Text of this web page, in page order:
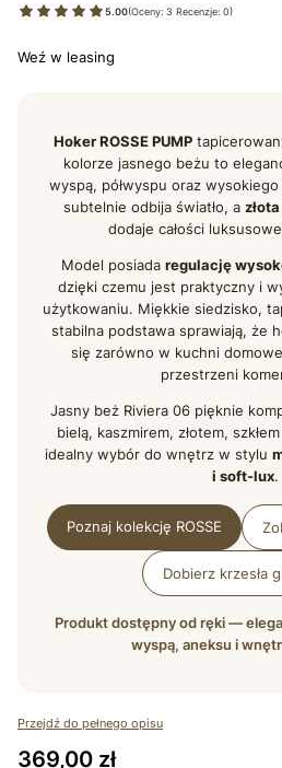
5.00(Oceny: 3 Recenzje: 0)
Weź w leasing
Hoker ROSSE PUMP
kolorze jasnego beżu to
wyspą, półwyspu oraz
subtelnie odbija światło, a
dodaje całości
Model posiada regulację
dzięki czemu jest praktyczny i
użytkowaniu. Miękkie siedzisko,
stabilna podstawa sprawiają, że
się zarówno w kuchni
przestrzeni
Jasny beż Riviera 06 pięknie
bielą, kaszmirem, złotem,
idealny wybór do wnętrz w stylu
i soft-lux.
Poznaj kolekcję ROSSE
Dobierz krzesła
Produkt dostępny od ręki —
wyspą, aneksu i
Przejdź do pełnego opisu
Cena
369,00 zł